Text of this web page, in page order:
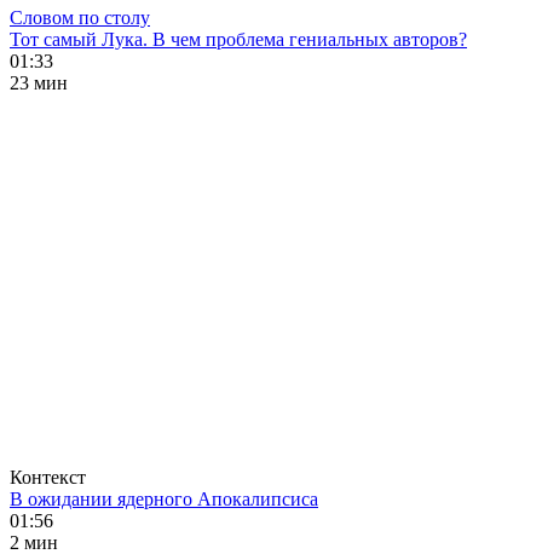
Словом по столу
Тот самый Лука. В чем проблема гениальных авторов?
01:33
23 мин
Контекст
В ожидании ядерного Апокалипсиса
01:56
2 мин